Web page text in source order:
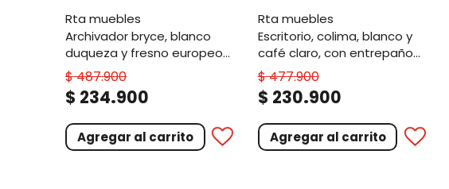
rta muebles
archivador bryce, blanco
duqueza y fresno europeo,
con una puerta abatible
$487.900
$ 234.900
Agregar al carrito
rta muebles
escritorio, colima, blanco y
café claro, con entrepaños
y cajon
$477.900
$ 230.900
Agregar al carrito